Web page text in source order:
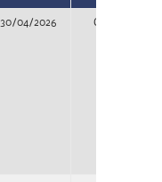
30/04/2026 Concurso